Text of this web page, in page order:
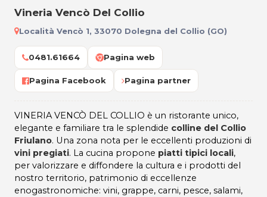
Vineria Vencò Del Collio
Località Vencò 1, 33070 Dolegna del Collio (GO)
0481.61664 Pagina web
Pagina Facebook Pagina partner
VINERIA VENCÒ DEL COLLIO è un ristorante unico,
elegante e familiare tra le splendide colline del Collio
Friulano. Una zona nota per le eccellenti produzioni di
vini pregiati. La cucina propone piatti tipici locali,
per valorizzare e diffondere la cultura e i prodotti del
nostro territorio, patrimonio di eccellenze
enogastronomiche: vini, grappe, carni, pesce, salami,